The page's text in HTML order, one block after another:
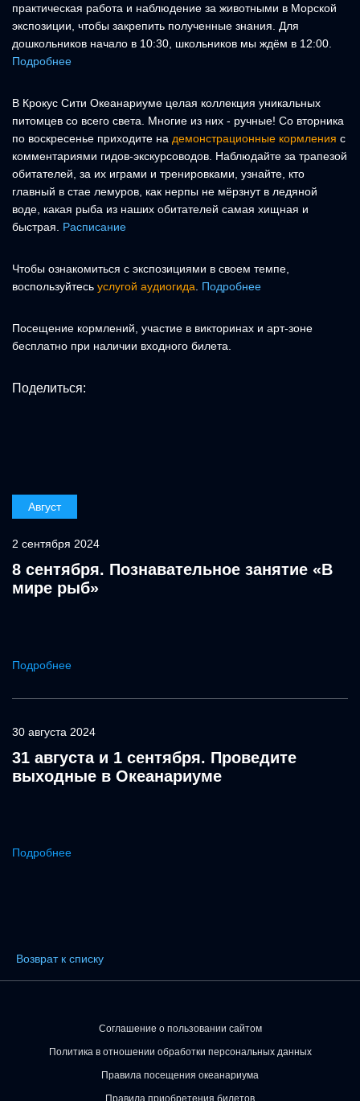
практическая работа и наблюдение за животными в Морской
экспозиции, чтобы закрепить полученные знания. Для
дошкольников начало в 10:30, школьников мы ждём в 12:00.
Подробнее
В Крокус Сити Океанариуме целая коллекция уникальных
питомцев со всего света. Многие из них - ручные! Со вторника
по воскресенье приходите на демонстрационные кормления с
комментариями гидов-экскурсоводов. Наблюдайте за трапезой
обитателей, за их играми и тренировками, узнайте, кто
главный в стае лемуров, как нерпы не мёрзнут в ледяной
воде, какая рыба из наших обитателей самая хищная и
быстрая. Расписание
Чтобы ознакомиться с экспозициями в своем темпе,
воспользуйтесь услугой аудиогида Подробнее
Посещение кормлений, участие в викторинах и арт-зоне
бесплатно при наличии входного билета.
Поделиться:
Август
2 сентября 2024
8 сентября. Познавательное занятие «В
мире рыб»
Подробнее
30 августа 2024
31 августа и 1 сентября. Проведите
выходные в Океанариуме
Подробнее
Возврат к списку
Соглашение о пользовании сайтом
Политика в отношении обработки персональных данных
Правила посещения океанариума
Правила приобретения билетов